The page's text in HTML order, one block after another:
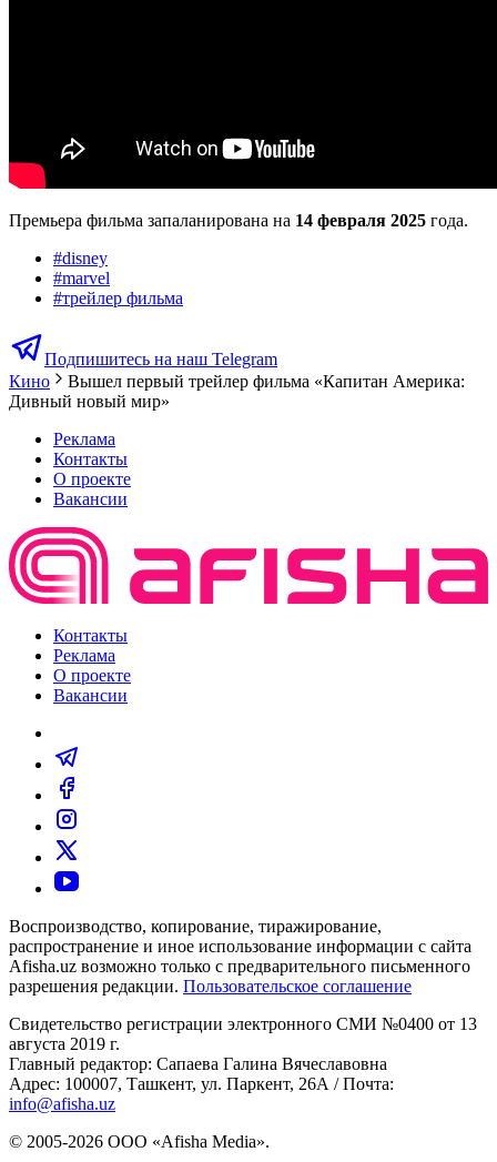
Премьера фильма запаланирована на 14 февраля 2025 года.
#disney
#marvel
#трейлер фильма
Подпишитесь на наш Telegram
Кино
Вышел первый трейлер фильма «Капитан Америка:
Дивный новый мир»
Реклама
Контакты
О проекте
Вакансии
Контакты
Реклама
О проекте
Вакансии
Воспроизводство, копирование, тиражирование,
распространение и иное использование информации с сайта
Afisha.uz возможно только с предварительного письменного
разрешения редакции. Пользовательское соглашение
Свидетельство регистрации электронного СМИ №0400 от 13
августа 2019 г.
Главный редактор: Сапаева Галина Вячеславовна
Адрес: 100007, Ташкент, ул. Паркент, 26А / Почта:
info@afisha.uz
© 2005-2026 ООО «Afisha Media».